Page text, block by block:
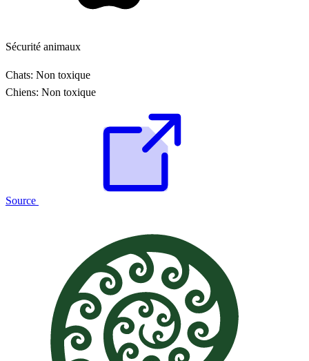
Sécurité animaux
Chats: Non toxique
Chiens: Non toxique
Source